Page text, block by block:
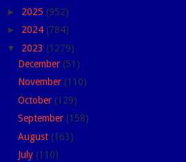
► 2025 (952)
► 2024 (784)
▼ 2023 (1279)
December (51)
November (110)
October (129)
September (158)
August (163)
July (110)